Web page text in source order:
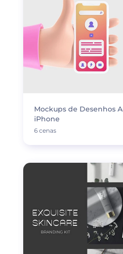
Mockups de Desenhos
iPhone
6 cenas